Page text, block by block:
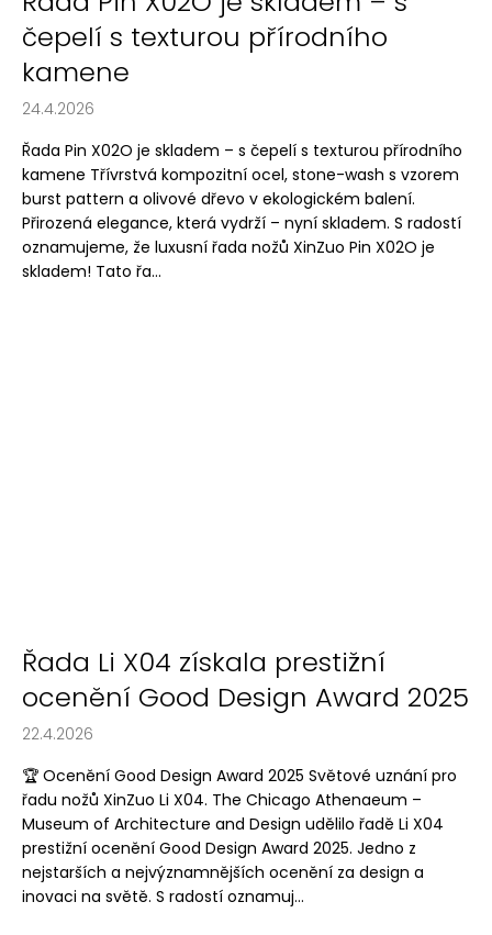
čepelí s texturou přírodního
kamene
24.4.2026
Řada Pin X02O je skladem – s čepelí s texturou přírodního
kamene Třívrstvá kompozitní ocel, stone-wash s vzorem
burst pattern a olivové dřevo v ekologickém balení.
Přirozená elegance, která vydrží – nyní skladem. S radostí
oznamujeme, že luxusní řada nožů XinZuo Pin X02O je
skladem! Tato řa...
Řada Li X04 získala prestižní
ocenění Good Design Award 2025
22.4.2026
🏆 Ocenění Good Design Award 2025 Světové uznání pro
řadu nožů XinZuo Li X04. The Chicago Athenaeum –
Museum of Architecture and Design udělilo řadě Li X04
prestižní ocenění Good Design Award 2025. Jedno z
nejstarších a nejvýznamnějších ocenění za design a
inovaci na světě. S radostí oznamuj...